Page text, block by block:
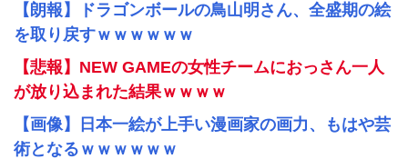
【朗報】ドラゴンボールの鳥山明さん、全盛期の絵
を取り戻すｗｗｗｗｗｗ
【悲報】NEW GAMEの女性チームにおっさん一人
が放り込まれた結果ｗｗｗｗ
【画像】日本一絵が上手い漫画家の画力、もはや芸
術となるｗｗｗｗｗｗ